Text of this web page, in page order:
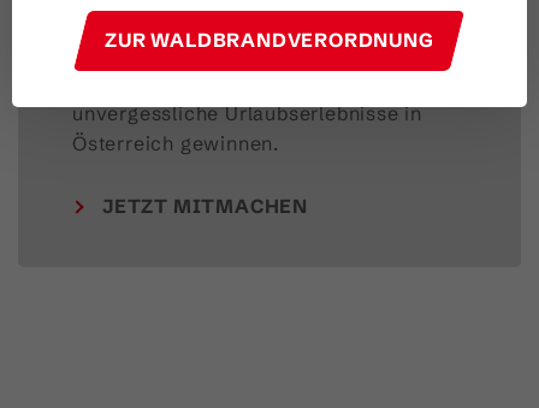
Deine Meinung ist uns wichtig – Feedback
unvergessliche Urlaubserlebnisse in
Österreich gewinnen.
JETZT MITMACHEN
ZUR WALDBRANDVERORDNUNG